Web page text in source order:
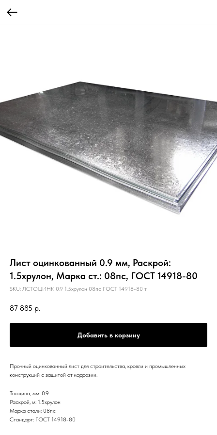
Лист оцинкованный 0.9 мм, Раскрой:
1.5хрулон, Марка ст.: 08пс, ГОСТ 14918-80
SKU: ЛСТОЦИНК 0.9 1.5хрулон 08пс ГОСТ 14918-80 т
87 885 р.
Добавить в корзину
Прочный оцинкованный лист для строительства, кровли и промышленных
конструкций с защитой от коррозии.
Толщина, мм: 0.9
Раскрой, м: 1.5хрулон
Марка стали: 08пс
Стандарт: ГОСТ 14918-80